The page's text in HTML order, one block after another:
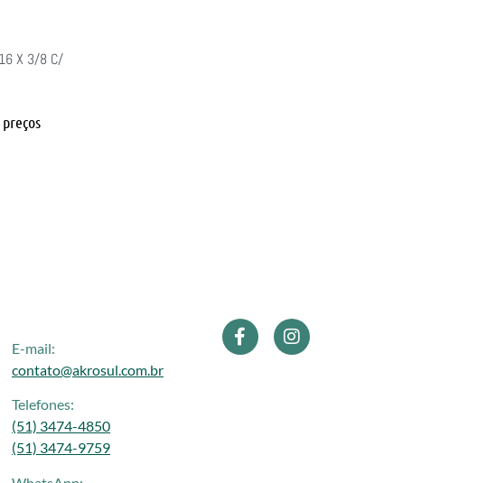
16 X 3/8 C/
E-mail:
contato@akrosul.com.br
Telefones:
(51) 3474-4850
(51) 3474-9759